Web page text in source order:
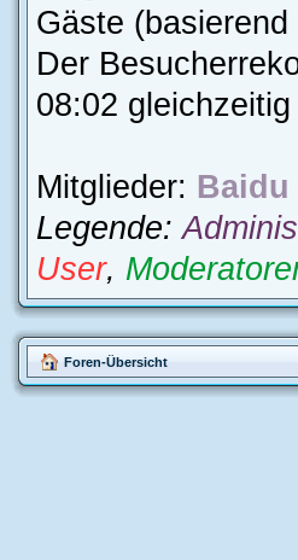
Gäste
Der
08:02
Mitglieder: Baidu
Legende:
User,
Foren-Übersicht